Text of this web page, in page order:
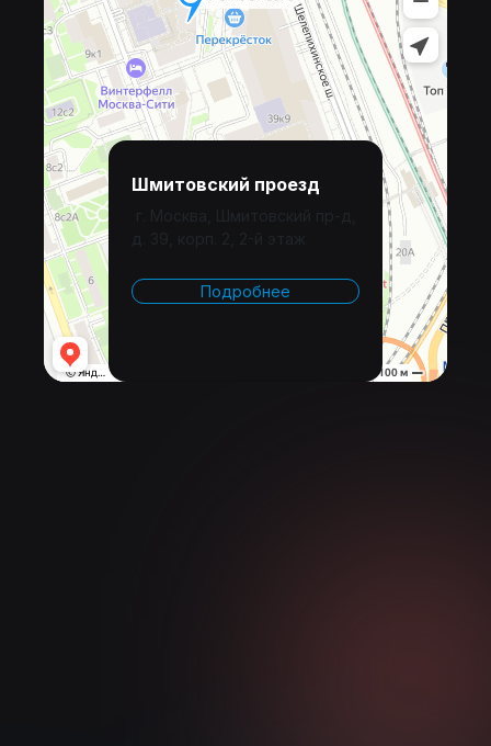
Шмитовский проезд
Подробнее